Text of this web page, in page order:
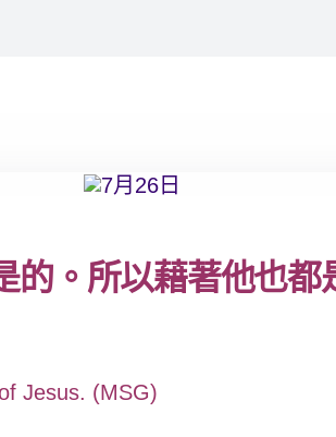
。所以藉著他也都
Jesus. (MSG)